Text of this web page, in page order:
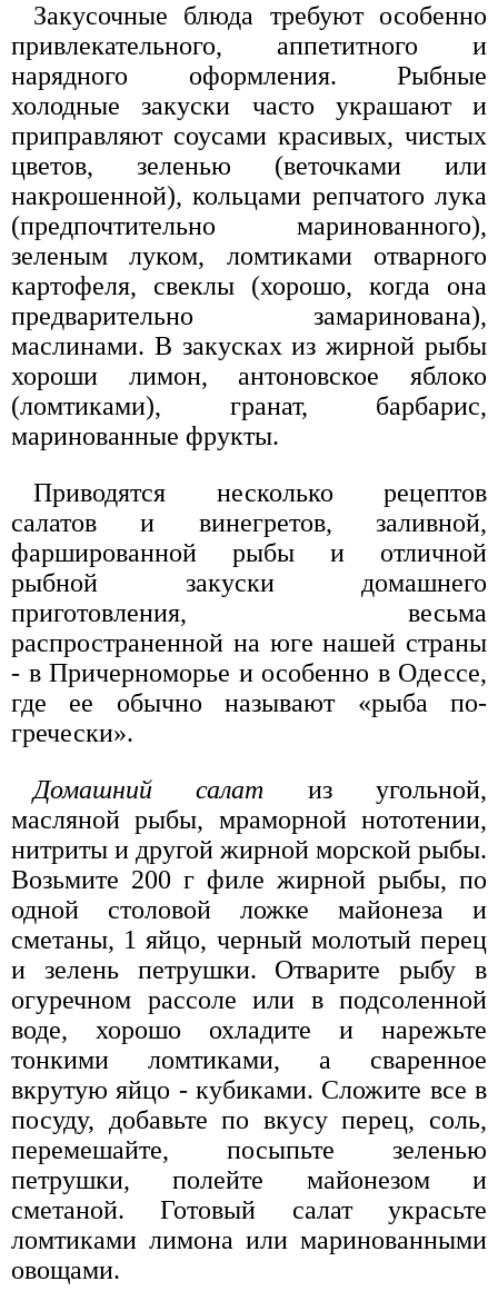
Закусочные блюда требуют особенно
привлекательного, аппетитного и
нарядного оформления. Рыбные
холодные закуски часто украшают и
приправляют соусами красивых, чистых
цветов, зеленью (веточками или
накрошенной), кольцами репчатого лука
(предпочтительно маринованного),
зеленым луком, ломтиками отварного
картофеля, свеклы (хорошо, когда она
предварительно замаринована),
маслинами. В закусках из жирной рыбы
хороши лимон, антоновское яблоко
(ломтиками), гранат, барбарис,
маринованные фрукты.
Приводятся несколько рецептов
салатов и винегретов, заливной,
фаршированной рыбы и отличной
рыбной закуски домашнего
приготовления, весьма
распространенной на юге нашей страны
- в Причерноморье и особенно в Одессе,
где ее обычно называют «рыба по-
гречески».
Домашний салат из угольной,
масляной рыбы, мраморной нототении,
нитриты и другой жирной морской рыбы.
Возьмите 200 г филе жирной рыбы, по
одной столовой ложке майонеза и
сметаны, 1 яйцо, черный молотый перец
и зелень петрушки. Отварите рыбу в
огуречном рассоле или в подсоленной
воде, хорошо охладите и нарежьте
тонкими ломтиками, а сваренное
вкрутую яйцо - кубиками. Сложите все в
посуду, добавьте по вкусу перец, соль,
перемешайте, посыпьте зеленью
петрушки, полейте майонезом и
сметаной. Готовый салат украсьте
ломтиками лимона или маринованными
овощами.